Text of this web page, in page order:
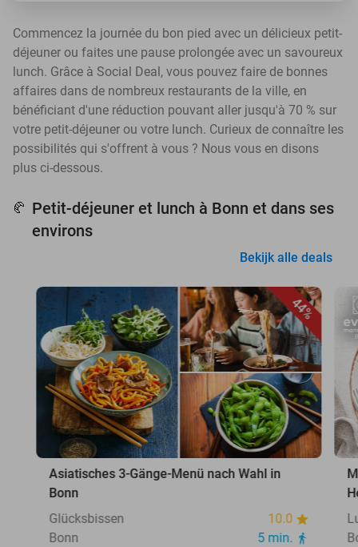
Commencez la journée du bon pied avec un délicieux petit-
déjeuner ou faites une pause prolongée avec un savoureux
lunch. Grâce à Social Deal, vous pouvez faire de bonnes
affaires dans de nombreux restaurants de la ville, en
bénéficiant d'une réduction pouvant aller jusqu'à 70 % sur
votre petit-déjeuner ou votre lunch. Curieux de connaître les
possibilités qui s'offrent à vous ? Nous vous en disons
plus ci-dessous.
🥐 Petit-déjeuner et lunch à Bonn et dans ses
environs
Bekijk alle deals
44%
Asiatisches 3-Gänge-Menü nach Wahl in
Bonn
Glücksbissen
10.0
Bonn
5 min.